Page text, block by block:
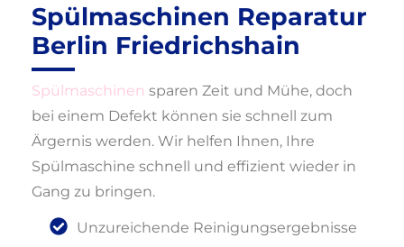
Spülmaschinen Reparatur
Berlin Friedrichshain
Spülmaschinen sparen Zeit und Mühe, doch
bei einem Defekt können sie schnell zum
Ärgernis werden. Wir helfen Ihnen, Ihre
Spülmaschine schnell und effizient wieder in
Gang zu bringen.
Unzureichende Reinigungsergebnisse